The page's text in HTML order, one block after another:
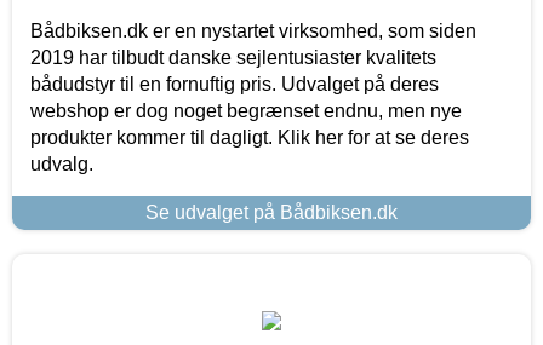
Bådbiksen.dk er en nystartet virksomhed, som siden
2019 har tilbudt danske sejlentusiaster kvalitets
bådudstyr til en fornuftig pris. Udvalget på deres
webshop er dog noget begrænset endnu, men nye
produkter kommer til dagligt. Klik her for at se deres
udvalg.
Se udvalget på Bådbiksen.dk